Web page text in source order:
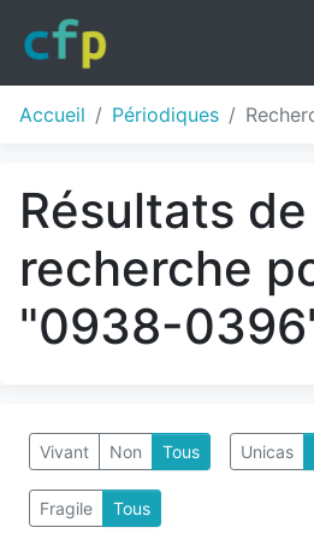
Accueil Périodiques
Résultats de
recherche
"0938-
Vivant Non Tous Unicas
Fragile Tous